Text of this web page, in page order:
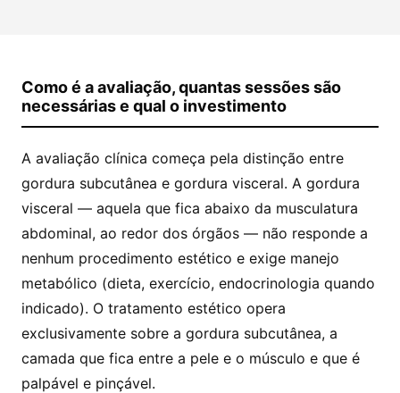
Como é a avaliação, quantas sessões são
necessárias e qual o investimento
A avaliação clínica começa pela distinção entre
gordura subcutânea e gordura visceral. A gordura
visceral — aquela que fica abaixo da musculatura
abdominal, ao redor dos órgãos — não responde a
nenhum procedimento estético e exige manejo
metabólico (dieta, exercício, endocrinologia quando
indicado). O tratamento estético opera
exclusivamente sobre a gordura subcutânea, a
camada que fica entre a pele e o músculo e que é
palpável e pinçável.